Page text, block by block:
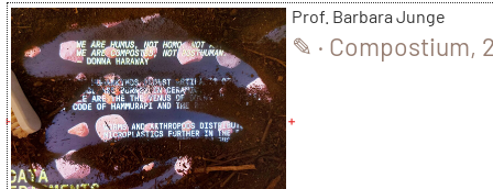
Prof. Barbara Junge
✎ · Compostium,